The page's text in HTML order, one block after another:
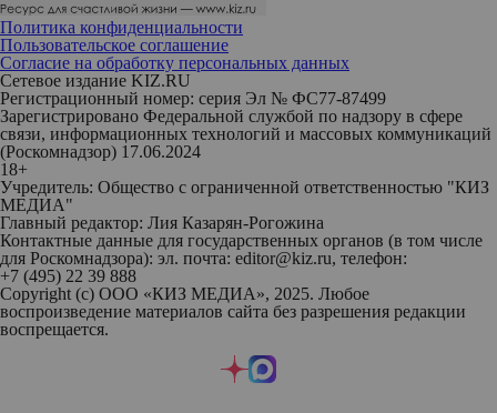
Политика конфиденциальности
Пользовательское соглашение
Согласие на обработку персональных данных
Сетевое издание KIZ.RU
Регистрационный номер: серия Эл № ФС77-87499
Зарегистрировано Федеральной службой по надзору в сфере
связи, информационных технологий и массовых коммуникаций
(Роскомнадзор) 17.06.2024
18+
Учредитель: Общество с ограниченной ответственностью "КИЗ
МЕДИА"
Главный редактор: Лия Казарян-Рогожина
Контактные данные для государственных органов (в том числе
для Роскомнадзора): эл. почта: editor@kiz.ru, телефон:
+7 (495) 22 39 888
Copyright (с) ООО «КИЗ МЕДИА», 2025. Любое
воспроизведение материалов сайта без разрешения редакции
воспрещается.